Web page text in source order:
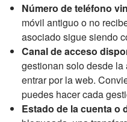
Número de teléfono
móvil antiguo o no
asociado sigue siendo
Canal de acceso
gestionan solo desde la
entrar por la web.
puedes hacer cada
Estado de la cuenta o